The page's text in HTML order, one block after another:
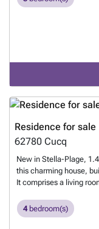
Residence for sale
62780 Cucq
New in Stella-Plage,
this charming house,
It comprises a living
room, and a garage
advantages include its
4bedroom(s)